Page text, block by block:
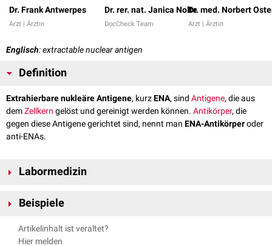
Dr. Frank Antwerpes
Arzt | Ärztin
Dr. rer. nat. Janica Nolte
DocCheck Team
Dr. med. Norbert
Arzt | Ärztin
Englisch: extractable nuclear antigen
Definition
Extrahierbare nukleäre Antigene, kurzENA, sind Antigene, die aus
demZellkern gelöst und gereinigt werden können. Antikörper, die
gegen diese Antigene gerichtet sind, nennt man ENA-Antikörperoder
anti-ENAs.
Labormedizin
ENA benutzt, tatsächlich sind aber ENA-Antikörper gemeint. Die
Bei der Frage nachantinukleären Antikörpern
Beispiele
ENAArtikelinhalt ist veraltet?
Hier melden